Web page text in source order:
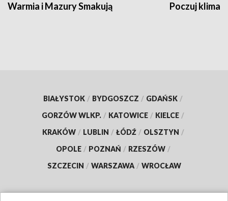
Warmia i Mazury Smakują Poczuj klimat
BIAŁYSTOK / BYDGOSZCZ / GDAŃSK /
GORZÓW WLKP. / KATOWICE / KIELCE /
KRAKÓW / LUBLIN / ŁÓDŹ / OLSZTYN /
OPOLE / POZNAŃ / RZESZÓW /
SZCZECIN / WARSZAWA / WROCŁAW